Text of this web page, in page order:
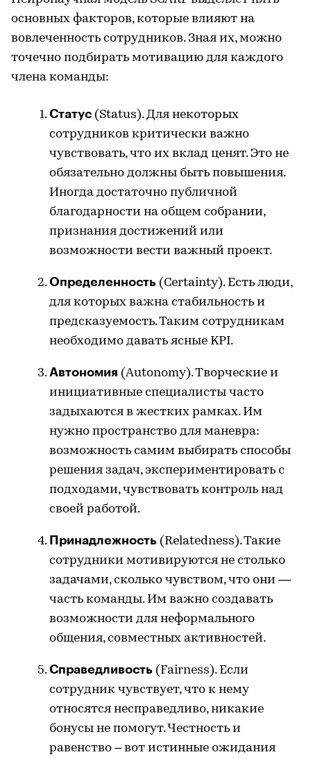
основных факторов, которые влияют на
вовлеченность сотрудников. Зная их, можно
точечно подбирать мотивацию для каждого
члена команды:
Статус (Status). Для некоторых
сотрудников критически важно
чувствовать, что их вклад ценят. Это не
обязательно должны быть повышения.
Иногда достаточно публичной
благодарности на общем собрании,
признания достижений или
возможности вести важный проект.
Определенность (Certainty). Есть люди,
для которых важна стабильность и
предсказуемость. Таким сотрудникам
необходимо давать ясные KPI.
Автономия (Autonomy). Творческие и
инициативные специалисты часто
задыхаются в жестких рамках. Им
нужно пространство для маневра:
возможность самим выбирать способы
решения задач, экспериментировать с
подходами, чувствовать контроль над
своей работой.
Принадлежность (Relatedness). Такие
сотрудники мотивируются не столько
задачами, сколько чувством, что они —
часть команды. Им важно создавать
возможности для неформального
общения, совместных активностей.
Справедливость (Fairness). Если
сотрудник чувствует, что к нему
относятся несправедливо, никакие
бонусы не помогут. Честность и
равенство – вот истинные ожидания